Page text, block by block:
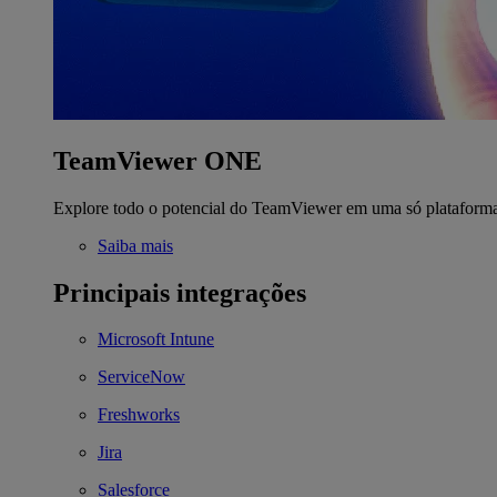
TeamViewer ONE
Explore todo o potencial do TeamViewer em uma só
Saiba mais
Principais integrações
Microsoft Intune
ServiceNow
Freshworks
Jira
Salesforce